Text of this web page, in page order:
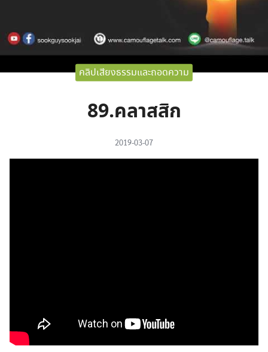
คลิปเสียงธรรมและถอดความ
89.คลาสสิก
2019-03-07